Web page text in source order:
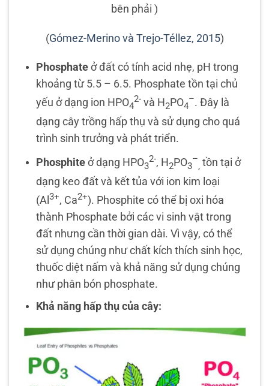
bên phải )
(Gómez-Merino và Trejo-Téllez, 2015)
Phosphateở đất có tính acid nhẹ, pH trong
khoảng từ 5.5 – 6.5. Phosphate tồn tại chủ
yếu ở dạng ion HPO4
2-và H2PO4
–. Đây là
dạng cây trồng hấp thụ và sử dụng cho quá
trình sinh trưởng và phát triển.
Phosphiteở dạng HPO3
2-, H2PO­3
–
, tồn tại ở
dạng keo đất và kết tủa với ion kim loại
(Al 3+, Ca2+). Phosphite có thể bị oxi hóa
thành Phosphate bởi các vi sinh vật trong
đất nhưng cần thời gian dài. Vì vậy, có thể
sử dụng chúng như chất kích thích sinh học,
thuốc diệt nấm và khả năng sử dụng chúng
như phân bón phosphate.
Khả năng hấp thụ của cây: